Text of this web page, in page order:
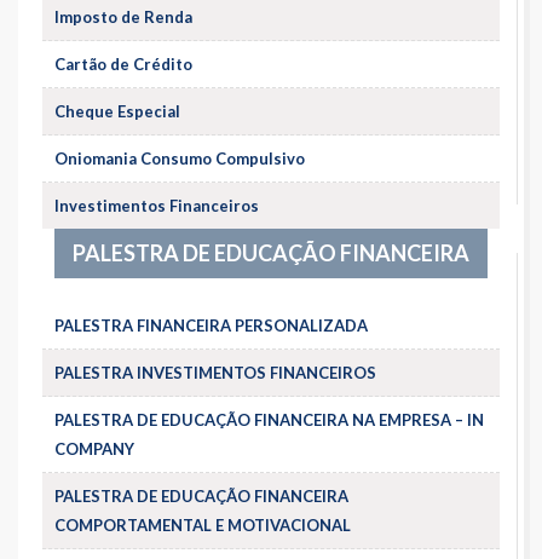
Imposto de Renda
Cartão de Crédito
Cheque Especial
Oniomania Consumo Compulsivo
Investimentos Financeiros
PALESTRA DE EDUCAÇÃO FINANCEIRA
PALESTRA FINANCEIRA PERSONALIZADA
PALESTRA INVESTIMENTOS FINANCEIROS
PALESTRA DE EDUCAÇÃO FINANCEIRA NA EMPRESA – IN
COMPANY
PALESTRA DE EDUCAÇÃO FINANCEIRA
COMPORTAMENTAL E MOTIVACIONAL